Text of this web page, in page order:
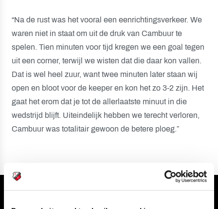
“Na de rust was het vooral een eenrichtingsverkeer. We
waren niet in staat om uit de druk van Cambuur te
spelen. Tien minuten voor tijd kregen we een goal tegen
uit een corner, terwijl we wisten dat die daar kon vallen.
Dat is wel heel zuur, want twee minuten later staan wij
open en bloot voor de keeper en kon het zo 3-2 zijn. Het
gaat het erom dat je tot de allerlaatste minuut in die
wedstrijd blijft. Uiteindelijk hebben we terecht verloren,
Cambuur was totalitair gewoon de betere ploeg.”